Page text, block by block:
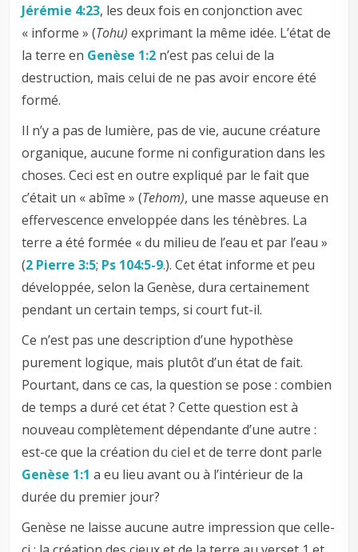
Jérémie 4:23, les deux fois en conjonction avec
« informe » (Tohu) exprimant la même idée. L’état de
la terre en Genèse 1:2 n’est pas celui de la
destruction, mais celui de ne pas avoir encore été
formé.
Il n’y a pas de lumière, pas de vie, aucune créature
organique, aucune forme ni configuration dans les
choses. Ceci est en outre expliqué par le fait que
c’était un « abîme » (Tehom), une masse aqueuse en
effervescence enveloppée dans les ténèbres. La
terre a été formée « du milieu de l’eau et par l’eau »
(2 Pierre 3:5; Ps 104:5-9.). Cet état informe et peu
développée, selon la Genèse, dura certainement
pendant un certain temps, si court fut-il.
Ce n’est pas une description d’une hypothèse
purement logique, mais plutôt d’un état de fait.
Pourtant, dans ce cas, la question se pose : combien
de temps a duré cet état ? Cette question est à
nouveau complètement dépendante d’une autre :
est-ce que la création du ciel et de terre dont parle
Genèse 1:1 a eu lieu avant ou à l’intérieur de la
durée du premier jour?
Genèse ne laisse aucune autre impression que celle-